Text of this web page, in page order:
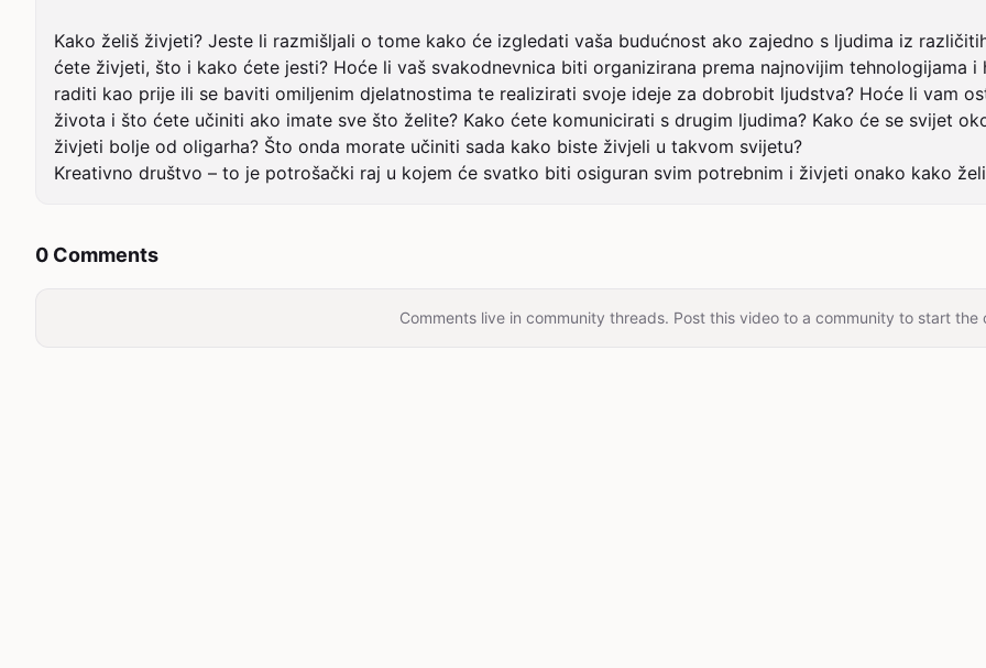
Kako želiš živjeti? Jeste li razmišljali o tome kako će izgledati vaša budućnost ako zajedno s ljudima iz
ćete živjeti, što i kako ćete jesti? Hoće li vaš svakodnevnica biti organizirana prema najnovijim tehnologijama
raditi kao prije ili se baviti omiljenim djelatnostima te realizirati svoje ideje za dobrobit ljudstva? Hoće li vam
života i što ćete učiniti ako imate sve što želite? Kako ćete komunicirati s drugim ljudima? Kako će se svijet
živjeti bolje od oligarha? Što onda morate učiniti sada kako biste živjeli u takvom svijetu?
Kreativno društvo – to je potrošački raj u kojem će svatko biti osiguran svim potrebnim i živjeti onako kako
0 Comments
Comments live in community threads. Post this video to a community to start the